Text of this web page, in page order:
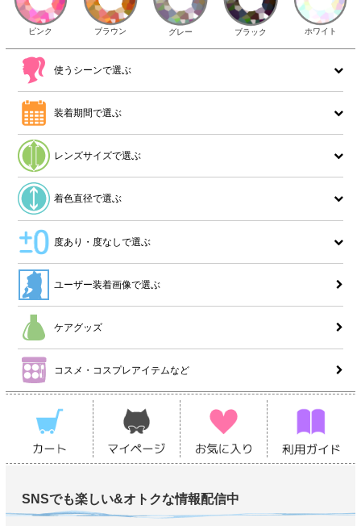
ピンク ブラウン グレー ブラック ホワイト
使うシーンで選ぶ
装着期間で選ぶ
レンズサイズで選ぶ
着色直径で選ぶ
度あり・度なしで選ぶ
ユーザー装着画像で選ぶ
ケアグッズ
コスメ・コスプレアイテムなど
SNSでも楽しい&オトクな情報配信中